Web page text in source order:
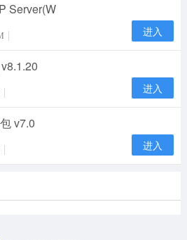
Server(W
进入
进入
v7.0
进入